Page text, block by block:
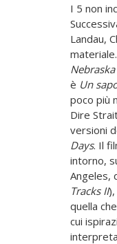
I 5 non
Landau,
Nebraska
è Un
poco più
Dire
versioni
Days. Il
intorno,
Angeles,
Tracks II
quella
cui